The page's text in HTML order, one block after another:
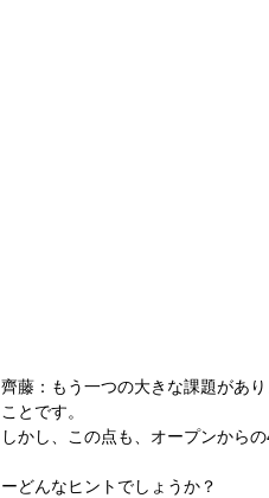
齊藤：もう一つの大きな課題があ
ことです。
しかし、この点も、オープンから
ーどんなヒントでしょうか？